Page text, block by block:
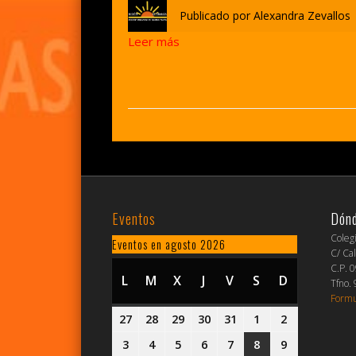
Publicado por Alexandra Zevallos
Leer más
Eventos
Eventos en agosto 2026
L LUNES
M MARTES
X MIÉRCOLES
J JUEVES
V VIERNES
S SÁBADO
D DOMINGO
2727
julio,
2828
julio,
2929
julio,
3030
julio,
31
julio,
1
agosto,
2
33
44
55
66
77
8 9
C/
C.P.
Tfno.